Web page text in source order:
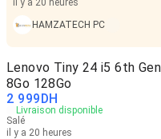
il y a 20 heures
HAMZATECH PC
Lenovo Tiny 24 i5 6th Gen
8Go 128Go
2 999DH
Livraison disponible
Salé
il y a 20 heures